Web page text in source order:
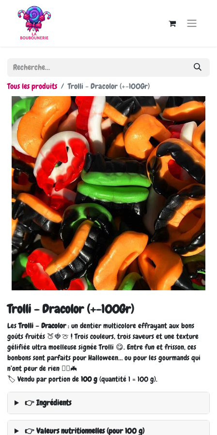
Tous les produits Trolli - Dracolor (+-100Gr)
Trolli - Dracolor (+-100Gr)
LesTrolli – Dracolor: un dentier multicolore effrayant aux bons
goûts fruités 🍑🍓🍈 ! Trois couleurs, trois saveurs et une texture
gélifiée ultra moelleuse signée Trolli 😋. Entre fun et frisson, ces
bonbons sont parfaits pour Halloween… ou pour les gourmands qui
n’ont peur de rien 🧛‍♂️🦇
🏷️ Vendu par portion de 100 g (quantité 1 = 100 g).
👉 Ingrédients
👉 Valeurs nutritionnelles (pour 100 g)